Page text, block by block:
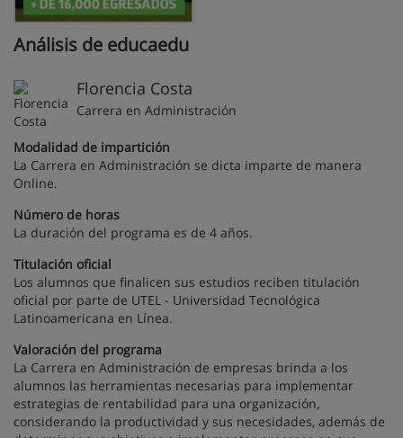
Análisis de educaedu
Florencia Costa
Carrera en Administración
Modalidad de impartición
La Carrera en Administración se dicta imparte de manera
Online.
Número de horas
La duración del programa es de 4 años.
Titulación oficial
Los alumnos que finalicen sus estudios reciben titulación
oficial por parte de UTEL - Universidad Tecnológica
Latinoamericana en Línea.
Valoración del programa
La Carrera en Administración de empresas brinda a los
alumnos las herramientas necesarias para implementar
estrategias de rentabilidad para una organización,
considerando la productividad y sus necesidades, además de